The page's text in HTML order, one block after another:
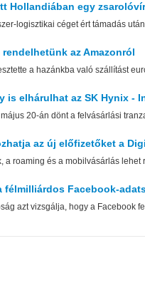
Hollandiában egy
logisztikai céget ért támadás
az Amazonról
a hazánkba való szállítást
is elhárulhat az SK Hynix -
20-án dönt a felvásárlási
az új előfizetőket a
a roaming és a mobilvásárlás
félmilliárdos Facebook-
azt vizsgálja, hogy a Facebook